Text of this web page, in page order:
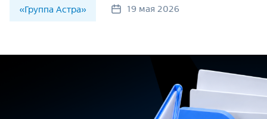
«Группа Астра» 19 мая 2026